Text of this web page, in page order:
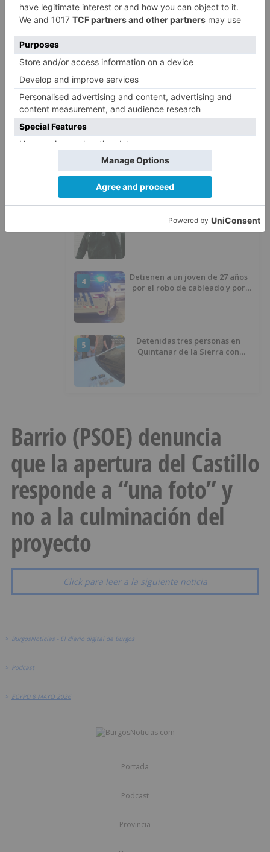
desinfección obligatoria contra
plagas
LO ÚLTIMO
1
Felix Gall asalta el liderato con
una exhibición en El Escudo
Santiago Lencina, nuevo
refuerzo del Burgos CF para la
temporada 2026/27
Lizancos ha sido operado con
éxito del menisco de su rodilla
4
Detienen a un joven de 27 años
por el robo de cableado y por
5
Detenidas tres personas en
Quintanar de la Sierra con
Barrio (PSOE) denuncia
que la apertura del Castillo
responde a “una foto” y
no a la culminación del
proyecto
Click para leer a la siguiente noticia
> BurgosNoticias - El diario digital de Burgos
> Podcast
> ECYPD 8 MAYO 2026
Portada
Podcast
Provincia